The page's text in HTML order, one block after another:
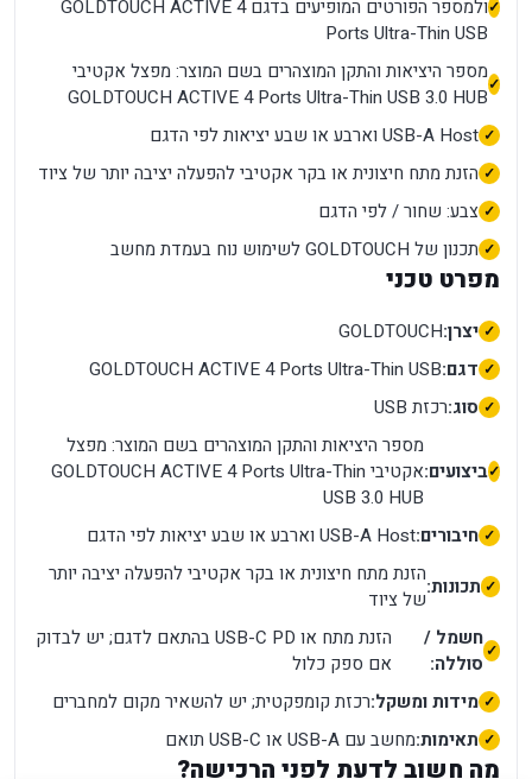
ולמספר הפורטים המופיעים בדגם GOLDTOUCH ACTIVE 4
Ports Ultra-Thin USB
מספר היציאות והתקן המוצהרים בשם המוצר: מפצל אקטיבי
GOLDTOUCH ACTIVE 4 Ports Ultra-Thin USB 3.0 HUB
USB-A Host וארבע או שבע יציאות לפי הדגם
הזנת מתח חיצונית או בקר אקטיבי להפעלה יציבה יותר של ציוד
צבע: שחור / לפי הדגם
תכנון של GOLDTOUCH לשימוש נוח בעמדת מחשב
מפרט טכני
יצרן:GOLDTOUCH
דגם:GOLDTOUCH ACTIVE 4 Ports Ultra-Thin USB
סוג:רכזת USB
ביצועים:
מספר היציאות והתקן המוצהרים בשם המוצר: מפצל
אקטיבי GOLDTOUCH ACTIVE 4 Ports Ultra-Thin
USB 3.0 HUB
חיבורים:USB-A Host וארבע או שבע יציאות לפי הדגם
תכונות:הזנת מתח חיצונית או בקר אקטיבי להפעלה יציבה יותר
של ציוד
חשמל /
סוללה:
הזנת מתח או USB-C PD בהתאם לדגם; יש לבדוק
אם ספק כלול
מידות ומשקל:רכזת קומפקטית; יש להשאיר מקום למחברים
תאימות:מחשב עם USB-A או USB-C תואם
מה חשוב לדעת לפני הרכישה?